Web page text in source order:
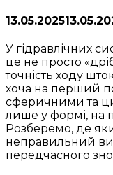
13.05.2025
У гідравлічних
це не просто
точність ходу
хоча на перший
сферичними та
лише у формі, на
Розберемо, де
неправильний
передчасного